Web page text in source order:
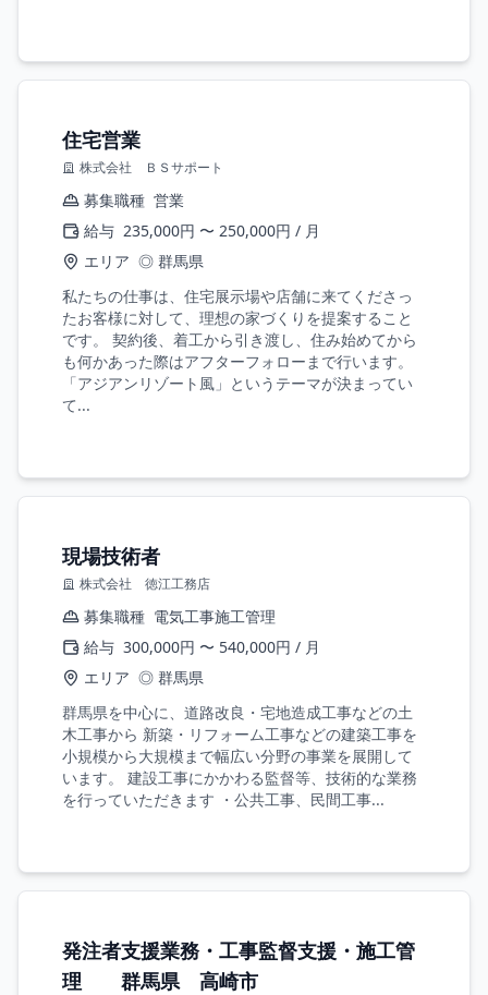
住宅営業
株式会社 ＢＳサポート
募集職種 営業
給与 235,000円 〜 250,000円 / 月
エリア ◎ 群馬県
私たちの仕事は、住宅展示場や店舗に来てくださっ
たお客様に対して、理想の家づくりを提案すること
です。 契約後、着工から引き渡し、住み始めてから
も何かあった際はアフターフォローまで行います。
「アジアンリゾート風」というテーマが決まってい
て...
現場技術者
株式会社 徳江工務店
募集職種 電気工事施工管理
給与 300,000円 〜 540,000円 / 月
エリア ◎ 群馬県
群馬県を中心に、道路改良・宅地造成工事などの土
木工事から 新築・リフォーム工事などの建築工事を
小規模から大規模まで幅広い分野の事業を展開して
います。 建設工事にかかわる監督等、技術的な業務
を行っていただきます ・公共工事、民間工事...
発注者支援業務・工事監督支援・施工管
理 群馬県 高崎市